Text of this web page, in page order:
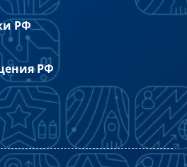
РФ
РФ